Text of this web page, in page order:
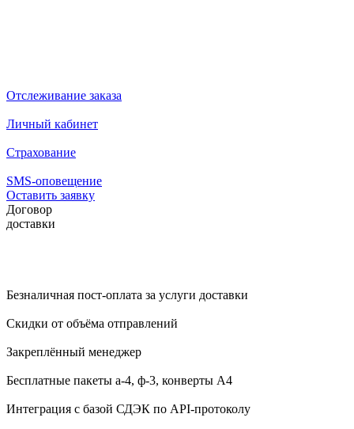
Отслеживание заказа
Личный кабинет
Страхование
SMS-оповещение
Оставить заявку
Договор
доставки
Безналичная пост-оплата за услуги доставки
Скидки от объёма отправлений
Закреплённый менеджер
Бесплатные пакеты а-4, ф-3, конверты А4
Интеграция с базой СДЭК по API-протоколу